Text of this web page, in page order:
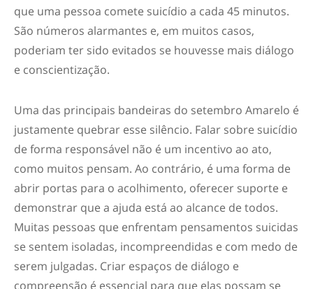
que uma pessoa comete suicídio a cada 45 minutos.
São números alarmantes e, em muitos casos,
poderiam ter sido evitados se houvesse mais diálogo
e conscientização.
Uma das principais bandeiras do setembro Amarelo é
justamente quebrar esse silêncio. Falar sobre suicídio
de forma responsável não é um incentivo ao ato,
como muitos pensam. Ao contrário, é uma forma de
abrir portas para o acolhimento, oferecer suporte e
demonstrar que a ajuda está ao alcance de todos.
Muitas pessoas que enfrentam pensamentos suicidas
se sentem isoladas, incompreendidas e com medo de
serem julgadas. Criar espaços de diálogo e
compreensão é essencial para que elas possam se